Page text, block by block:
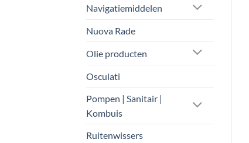
Navigatiemiddelen
Nuova Rade
Olie producten
Osculati
Pompen | Sanitair |
Kombuis
Ruitenwissers